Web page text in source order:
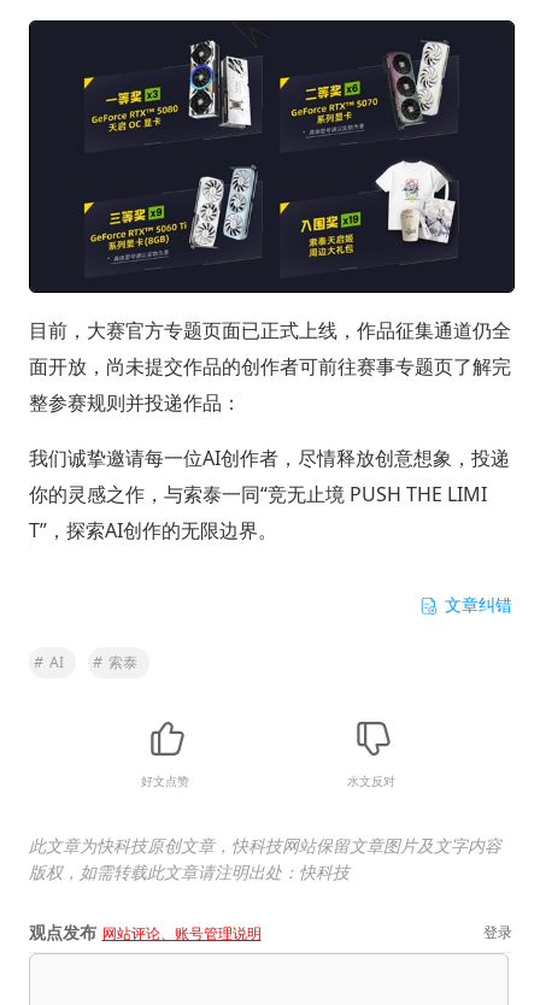
目前，大赛官方专题页面已正式上线，作品征集通道仍全
面开放，尚未提交作品的创作者可前往赛事专题页了解完
整参赛规则并投递作品：
我们诚挚邀请每一位AI创作者，尽情释放创意想象，投递
你的灵感之作，与索泰一同“竞无止境 PUSH THE LIMI
T”，探索AI创作的无限边界。
文章纠错
# AI # 索泰
好文点赞 水文反对
此文章为快科技原创文章，快科技网站保留文章图片及文字内容
版权，如需转载此文章请注明出处：快科技
观点发布 网站评论、账号管理说明 登录